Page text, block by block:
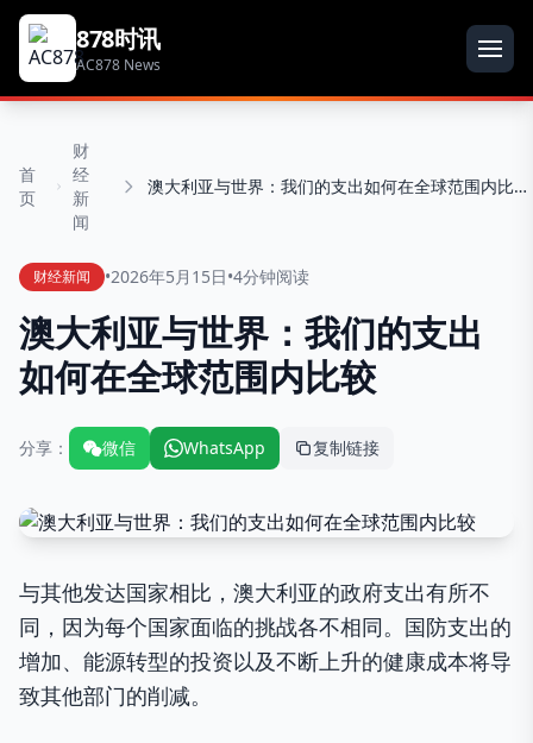
878时讯
AC878 News
首
页
财
经
新
闻
澳大利亚与世界：我们的支出如何在全球范围内比较
财经新闻 •2026年5月15日•4分钟阅读
澳大利亚与世界：我们的支出
如何在全球范围内比较
分享： 微信 WhatsApp 复制链接
与其他发达国家相比，澳大利亚的政府支出有所不
同，因为每个国家面临的挑战各不相同。国防支出的
增加、能源转型的投资以及不断上升的健康成本将导
致其他部门的削减。